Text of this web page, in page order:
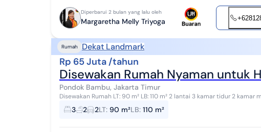
Diperbarui 2 bulan yang lalu oleh
Margaretha Melly Triyoga
Rumah Dekat Landmark
Rp 65 Juta /tahun
Disewakan Rumah Nyaman untuk
Pondok Bambu, Jakarta Timur
Disewakan Rumah LT: 90 m² LB: 110 m² 2 lantai 3 kamar tidur 2
cuci dan jemur di atas lantai 2 Balkon di...
3 2 2LT: 90 m²LB: 110 m²